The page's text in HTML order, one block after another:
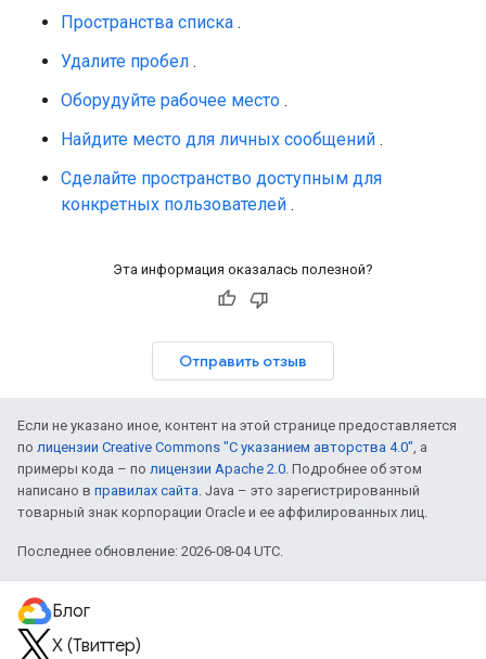
Пространства списка .
Удалите пробел .
Оборудуйте рабочее место .
Найдите место для личных сообщений .
Сделайте пространство доступным для
конкретных пользователей .
Эта информация оказалась полезной?
Отправить отзыв
Если не указано иное, контент на этой странице предоставляется
по лицензии Creative Commons "С указанием авторства 4.0", а
примеры кода – по лицензии Apache 2.0. Подробнее об этом
написано в правилах сайта. Java – это зарегистрированный
товарный знак корпорации Oracle и ее аффилированных лиц.
Последнее обновление: 2026-08-04 UTC.
Блог
X (Твиттер)